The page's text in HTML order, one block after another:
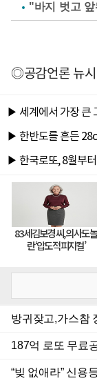
"바지 벗고
◎공감언론 뉴